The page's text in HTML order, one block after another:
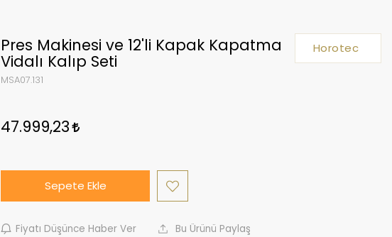
Horotec
Pres Makinesi ve 12'li Kapak Kapatma
Vidalı Kalıp Seti
MSA07.131
47.999,23
Sepete Ekle
Fiyatı Düşünce Haber Ver Bu Ürünü Paylaş